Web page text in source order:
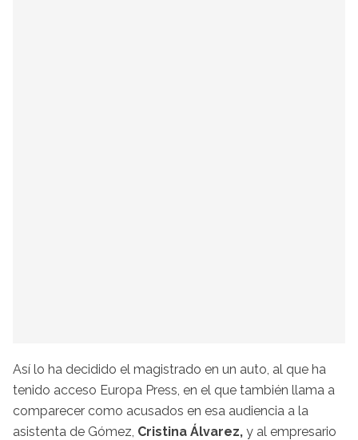
Así lo ha decidido el magistrado en un auto, al que ha
tenido acceso Europa Press, en el que también llama a
comparecer como acusados en esa audiencia a la
asistenta de Gómez, Cristina Álvarez, y al empresario